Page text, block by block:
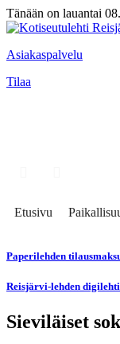
Tänään on lauantai
Asiakaspalvelu
Tilaa
Etusivu
Paperilehden
Reisjärvi-lehden
Sieviläiset